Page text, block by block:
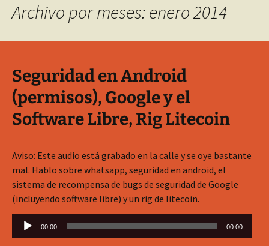
Archivo por meses: enero 2014
Seguridad en Android
(permisos), Google y el
Software Libre, Rig Litecoin
Aviso: Este audio está grabado en la calle y se oye bastante
mal. Hablo sobre whatsapp, seguridad en android, el
sistema de recompensa de bugs de seguridad de Google
(incluyendo software libre) y un rig de litecoin.
Reproductor
de
00:00 00:00